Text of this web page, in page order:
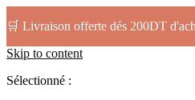
🛒 Livraison offerte dés 200DT
Skip to content
Sélectionné :